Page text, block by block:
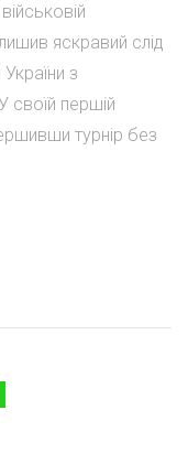
яскравий слід
з
своїй першій
турнір без